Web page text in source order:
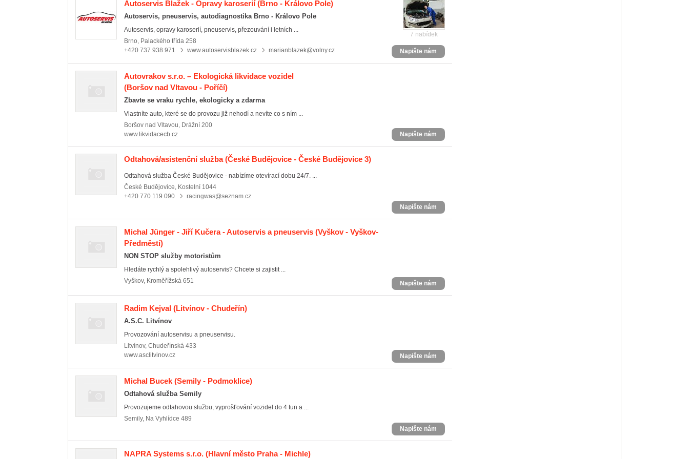
Autoservis Blažek - Opravy karoserií(Brno - Královo Pole)
Autoservis, pneuservis, autodiagnostika Brno - Královo Pole
Autoservis, opravy karoserií, pneuservis, přezouvání i letních ...
Brno, Palackého třída 258
+420 737 938 971
www.autoservisblazek.cz marianblazek@volny.cz
7 nabídek
Napište nám
Autovrakov s.r.o. – Ekologická likvidace vozidel
(Boršov nad Vltavou - Poříčí)
Zbavte se vraku rychle, ekologicky a zdarma
Vlastníte auto, které se do provozu již nehodí a nevíte co s ním ...
Boršov nad Vltavou, Drážní 200
www.likvidacecb.cz
Napište nám
Odtahová/asistenční služba(České Budějovice - České Budějovice 3)
Odtahová služba České Budějovice - nabízíme otevírací dobu 24/7. ...
České Budějovice, Kostelní 1044
+420 770 119 090
racingwas@seznam.cz
Napište nám
Michal Jünger - Jiří Kučera - Autoservis a pneuservis (Vyškov - Vyškov-
Předměstí)
NON STOP služby motoristům
Hledáte rychlý a spolehlivý autoservis? Chcete si zajistit ...
Vyškov, Kroměřížská 651 Napište nám
Radim Kejval (Litvínov - Chudeřín)
A.S.C. Litvínov
Provozování autoservisu a pneuservisu.
Litvínov, Chudeřínská 433
www.asclitvinov.cz
Napište nám
Michal Bucek (Semily - Podmoklice)
Odtahová služba Semily
Provozujeme odtahovou službu, vyprošťování vozidel do 4 tun a ...
Semily, Na Vyhlídce 489
Napište nám
NAPRA Systems s.r.o. (Hlavní město Praha - Michle)